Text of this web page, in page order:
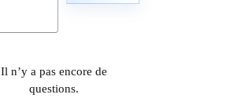
Il n’y a pas encore de
questions.